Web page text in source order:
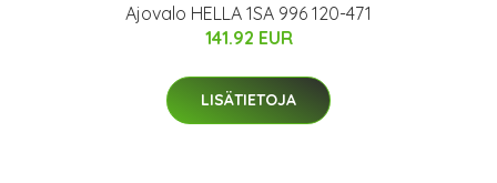
Ajovalo HELLA 1SA 996 120-471
141.92 EUR
LISÄTIETOJA